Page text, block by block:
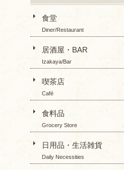
食堂
Diner/Restaurant
居酒屋・BAR
Izakaya/Bar
喫茶店
Café
食料品
Grocery Store
日用品・生活雑貨
Daily Necessities